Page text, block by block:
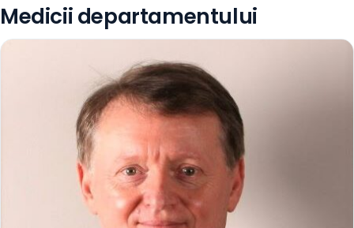
Medicii departamentului